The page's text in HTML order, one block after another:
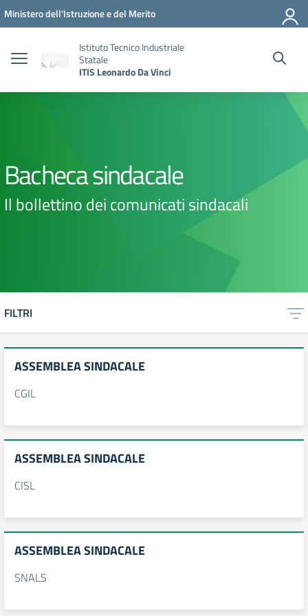
Vai ai contenuti
Vai al menu di navigazione
Vai al footer
Ministero dell'Istruzione e del Merito
Istituto Tecnico Industriale
Statale
ITIS Leonardo Da Vinci
Bacheca sindacale
Il bollettino dei comunicati sindacali
FILTRI
ASSEMBLEA SINDACALE
CGIL
ASSEMBLEA SINDACALE
CISL
ASSEMBLEA SINDACALE
SNALS